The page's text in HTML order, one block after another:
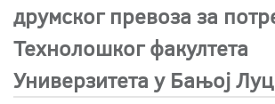
друмског превоза за
Технолошког факултета
Универзитета у Бањој